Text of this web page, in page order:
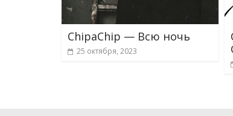
ChipaChip — Всю ночь
25 октября, 2023